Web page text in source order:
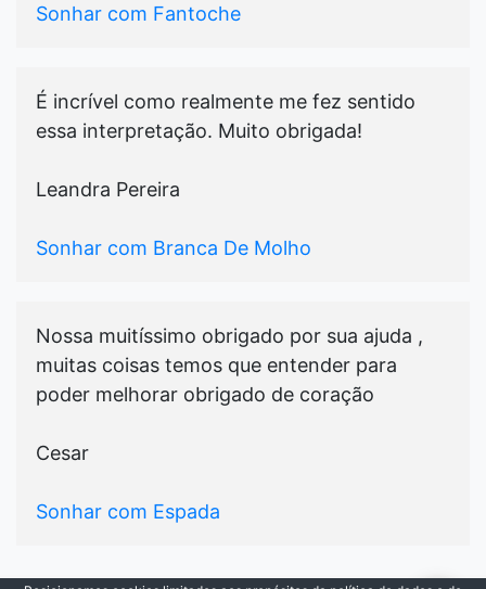
Sonhar com Fantoche
É incrível como realmente me fez sentido
essa interpretação. Muito obrigada!
Leandra Pereira
Sonhar com Branca De Molho
Nossa muitíssimo obrigado por sua ajuda ,
muitas coisas temos que entender para
poder melhorar obrigado de coração
Cesar
Sonhar com Espada